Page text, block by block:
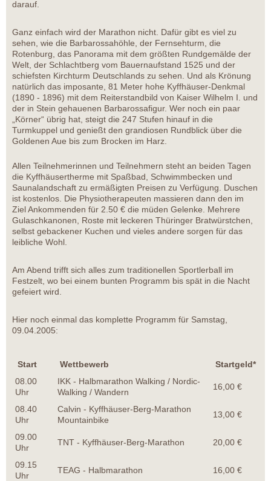
darauf.
Ganz einfach wird der Marathon nicht. Dafür gibt es viel zu
sehen, wie die Barbarossahöhle, der Fernsehturm, die
Rotenburg, das Panorama mit dem größten Rundgemälde der
Welt, der Schlachtberg vom Bauernaufstand 1525 und der
schiefsten Kirchturm Deutschlands zu sehen. Und als Krönung
natürlich das imposante, 81 Meter hohe Kyffhäuser-Denkmal
(1890 - 1896) mit dem Reiterstandbild von Kaiser Wilhelm I. und
der in Stein gehauenen Barbarossafigur. Wer noch ein paar
„Körner“ übrig hat, steigt die 247 Stufen hinauf in die
Turmkuppel und genießt den grandiosen Rundblick über die
Goldenen Aue bis zum Brocken im Harz.
Allen Teilnehmerinnen und Teilnehmern steht an beiden Tagen
die Kyffhäusertherme mit Spaßbad, Schwimmbecken und
Saunalandschaft zu ermäßigten Preisen zu Verfügung. Duschen
ist kostenlos. Die Physiotherapeuten massieren dann den im
Ziel Ankommenden für 2.50 € die müden Gelenke. Mehrere
Gulaschkanonen, Roste mit leckeren Thüringer Bratwürstchen,
selbst gebackener Kuchen und vieles andere sorgen für das
leibliche Wohl.
Am Abend trifft sich alles zum traditionellen Sportlerball im
Festzelt, wo bei einem bunten Programm bis spät in die Nacht
gefeiert wird.
Hier noch einmal das komplette Programm für Samstag,
09.04.2005:
Start Wettbewerb
Startgeld*
08.00
Uhr
IKK - Halbmarathon Walking / Nordic-
Walking / Wandern
16,00 €
08.40
Uhr
Calvin - Kyffhäuser-Berg-Marathon
Mountainbike
13,00 €
09.00
Uhr
TNT - Kyffhäuser-Berg-Marathon 20,00 €
09.15
Uhr
TEAG - Halbmarathon 16,00 €